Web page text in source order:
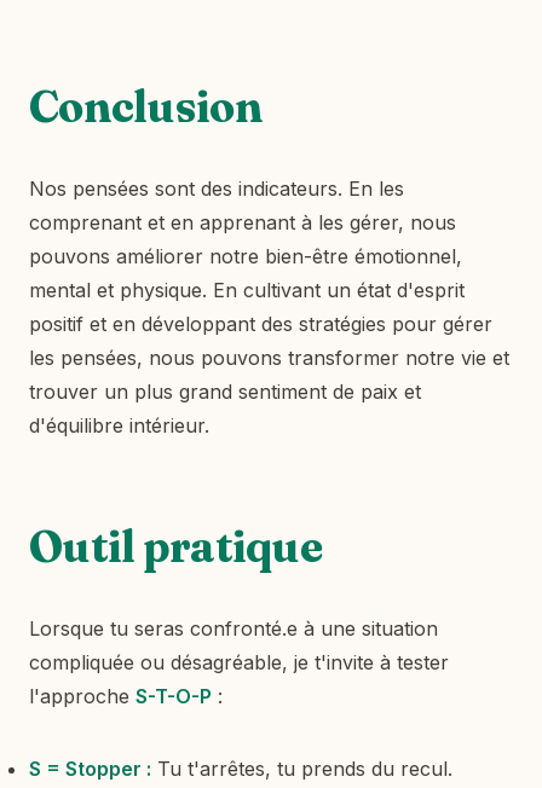
Conclusion
Nos pensées sont des indicateurs. En les
comprenant et en apprenant à les gérer, nous
pouvons améliorer notre bien-être émotionnel,
mental et physique. En cultivant un état d'esprit
positif et en développant des stratégies pour gérer
les pensées, nous pouvons transformer notre vie et
trouver un plus grand sentiment de paix et
d'équilibre intérieur.
Outil pratique
Lorsque tu seras confronté.e à une situation
compliquée ou désagréable, je t'invite à tester
l'approche S-T-O-P :
S = Stopper : Tu t'arrêtes, tu prends du recul.